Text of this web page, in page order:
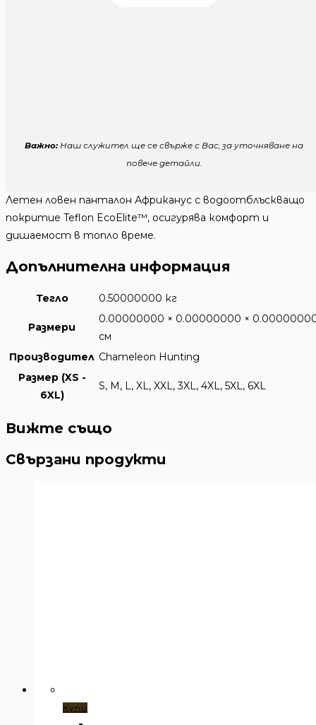
Важно:Наш служител ще се свърже с Вас, за уточняване на
повече детайли.
Летен ловен панталон Африканус с водоотблъскващо
покритие Teflon EcoElite™, осигурява комфорт и
дишаемост в топло време.
Допълнителна информация
Тегло 0.50000000 кг
Размери
0.00000000 × 0.00000000 ×
см
Производител Chameleon Hunting
Размер (XS -
6XL)
S, M, L, XL, XXL, 3XL, 4XL, 5XL, 6XL
Вижте също
Свързани продукти
Купи